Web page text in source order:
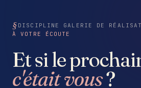
DISCIPLINE GALERIE DE
À VOTRE ÉCOUTE
Et si le
c'était vous?